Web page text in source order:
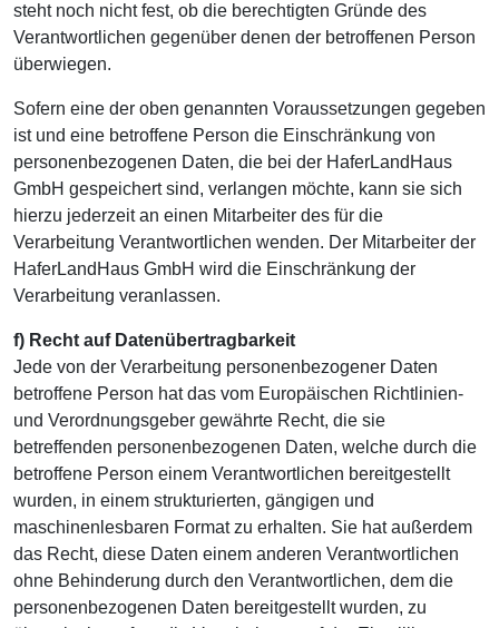
steht noch nicht fest, ob die berechtigten Gründe des
Verantwortlichen gegenüber denen der betroffenen Person
überwiegen.
Sofern eine der oben genannten Voraussetzungen gegeben
ist und eine betroffene Person die Einschränkung von
personenbezogenen Daten, die bei der HaferLandHaus
GmbH gespeichert sind, verlangen möchte, kann sie sich
hierzu jederzeit an einen Mitarbeiter des für die
Verarbeitung Verantwortlichen wenden. Der Mitarbeiter der
HaferLandHaus GmbH wird die Einschränkung der
Verarbeitung veranlassen.
f) Recht auf Datenübertragbarkeit
Jede von der Verarbeitung personenbezogener Daten
betroffene Person hat das vom Europäischen Richtlinien-
und Verordnungsgeber gewährte Recht, die sie
betreffenden personenbezogenen Daten, welche durch die
betroffene Person einem Verantwortlichen bereitgestellt
wurden, in einem strukturierten, gängigen und
maschinenlesbaren Format zu erhalten. Sie hat außerdem
das Recht, diese Daten einem anderen Verantwortlichen
ohne Behinderung durch den Verantwortlichen, dem die
personenbezogenen Daten bereitgestellt wurden, zu